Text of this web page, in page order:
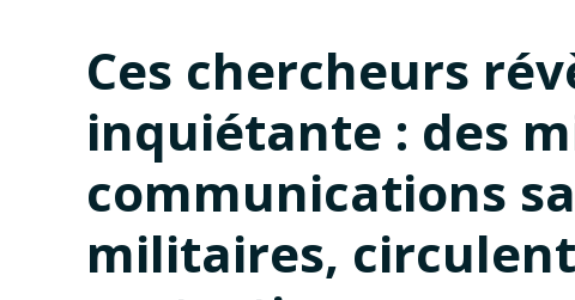
Ces chercheurs
inquiétante : des
communications
militaires,